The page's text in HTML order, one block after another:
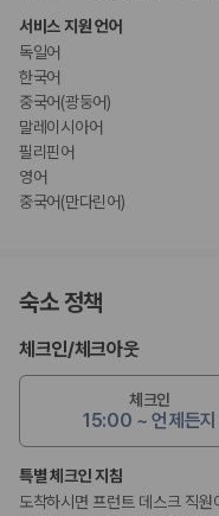
서비스 지원 언어
독일어
한국어
중국어(광둥어)
말레이시아어
필리핀어
영어
중국어(만다린어)
숙소 정책
체크인/체크아웃
체크인
15:00 ~ 언제든지
특별 체크인 지침
도착하시면 프런트 데스크 직